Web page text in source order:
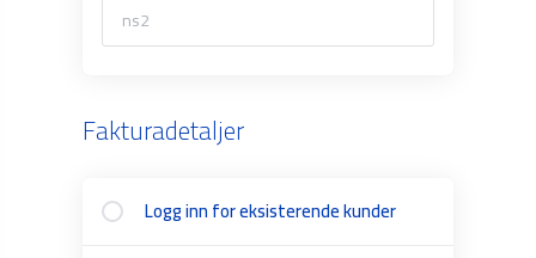
Fakturadetaljer
Logg inn for eksisterende kunder